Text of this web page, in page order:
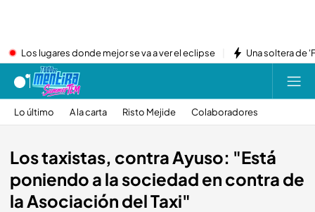
Los lugares donde mejor se va a ver el eclipse Una soltera de
Lo último A la carta Risto Mejide Colaboradores
Los taxistas, contra Ayuso: "Está
poniendo a la sociedad en contra de
la Asociación del Taxi"